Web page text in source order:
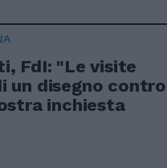
FdI: "Le visite
un disegno contro
inchiesta